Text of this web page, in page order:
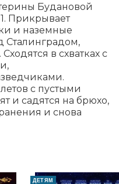
Будановой
Прикрывает
и наземные
Сталинградом,
в схватках с
с пустыми
и садятся на брюхо,
и снова
ДЕТЯМ